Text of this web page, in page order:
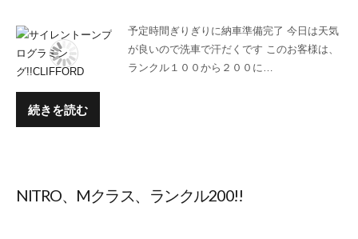
予定時間ぎりぎりに納車準備完了 今日は天気
が良いので洗車で汗だくです このお客様は、
ランクル１００から２００に…
続きを読む
NITRO、Mクラス、ランクル200!!